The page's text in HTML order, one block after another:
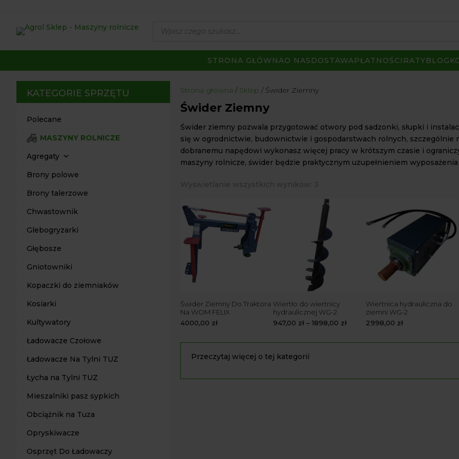
produktów
STRONA GŁÓWNAO NAS DOSTAWAPŁATNOŚCI RATYBLOG
KATEGORIE SPRZĘTU
Polecane
MASZYNY ROLNICZE
Agregaty
Brony polowe
Brony talerzowe
Chwastownik
Glebogryzarki
Głębosze
Gniotowniki
Kopaczki do ziemniaków
Kosiarki
Kultywatory
Ładowacze Czołowe
Ładowacze Na Tylni TUZ
Łycha na Tylni TUZ
Mieszalniki pasz sypkich
Obciążnik na Tuza
Opryskiwacze
Osprzęt Do Ładowaczy
Strona główna Sklep Świder Ziemny
Świder Ziemny
Świder ziemny pozwala przygotować otwory pod sadzonki, słupki i
się w ogrodnictwie, budownictwie i gospodarstwach rolnych, szczególnie
dobranemu napędowi wykonasz więcej pracy w krótszym czasie i
maszyny rolnicze, świder będzie praktycznym uzupełnieniem
Wyświetlanie wszystkich wyników: 3
popularności
Świder Ziemny Do Traktora
Na WOM FELIX
4000,00 zł
Wiertło do wiertnicy
hydraulicznej WG-2
947,00 zł – 1898,00 zł
Wiertnica hydrauliczna do
ziemni WG-2
2998,00 zł
Przeczytaj więcej o tej kategorii